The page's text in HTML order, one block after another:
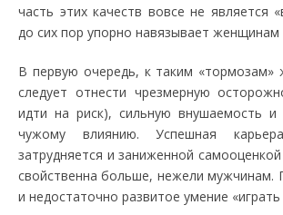
часть этих качеств вовсе не является
до сих пор упорно навязывает
В первую очередь, к таким «тормозам»
следует отнести чрезмерную
идти на риск), сильную внушаемость и
чужому влиянию. Успешная
затрудняется и заниженной
свойственна больше, нежели
и недостаточно развитое умение